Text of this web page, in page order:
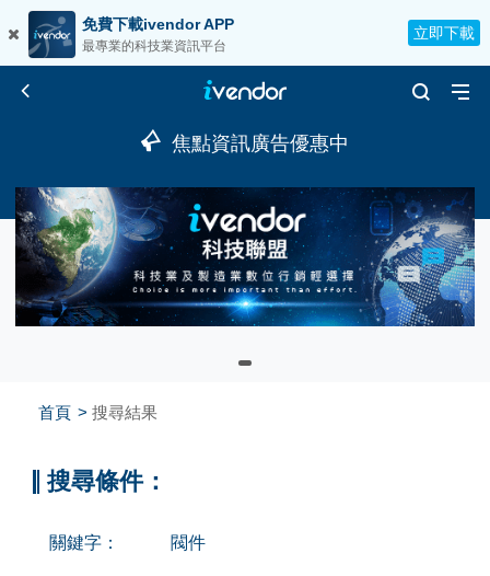
免費下載ivendor APP
最專業的科技業資訊平台
立即下載
焦點資訊廣告優惠中
首頁 搜尋結果
搜尋條件：
關鍵字： 閥件